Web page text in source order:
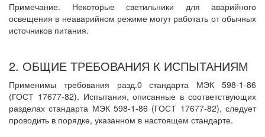
Примечание. Некоторые светильники для аварийного
освещения в неаварийном режиме могут работать от обычных
источников питания.
2. ОБЩИЕ ТРЕБОВАНИЯ К ИСПЫТАНИЯМ
Применимы требования разд.0 стандарта МЭК 598-1-86
(ГОСТ 17677-82). Испытания, описанные в соответствующих
разделах стандарта МЭК 598-1-86 (ГОСТ 17677-82), следует
проводить в порядке, указанном в настоящем стандарте.